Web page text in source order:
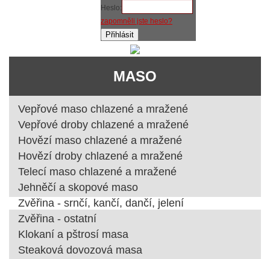
Heslo:
zapomněli jste heslo?
MASO
Vepřové maso chlazené a mražené
Vepřové droby chlazené a mražené
Hovězí maso chlazené a mražené
Hovězí droby chlazené a mražené
Telecí maso chlazené a mražené
Jehněčí a skopové maso
Zvěřina - srnčí, kančí, dančí, jelení
Zvěřina - ostatní
Klokaní a pštrosí masa
Steaková dovozová masa